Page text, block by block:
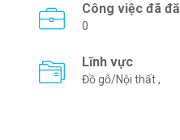
Công việc đã
0
Lĩnh vực
Đồ gỗ/Nội thất ,